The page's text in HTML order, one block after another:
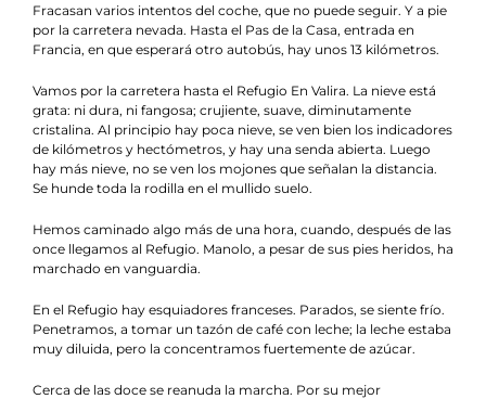
Fracasan varios intentos del coche, que no puede seguir. Y a pie
por la carretera nevada. Hasta el Pas de la Casa, entrada en
Francia, en que esperará otro autobús, hay unos 13 kilómetros.
Vamos por la carretera hasta el Refugio En Valira. La nieve está
grata: ni dura, ni fangosa; crujiente, suave, diminutamente
cristalina. Al principio hay poca nieve, se ven bien los indicadores
de kilómetros y hectómetros, y hay una senda abierta. Luego
hay más nieve, no se ven los mojones que señalan la distancia.
Se hunde toda la rodilla en el mullido suelo.
Hemos caminado algo más de una hora, cuando, después de las
once llegamos al Refugio. Manolo, a pesar de sus pies heridos, ha
marchado en vanguardia.
En el Refugio hay esquiadores franceses. Parados, se siente frío.
Penetramos, a tomar un tazón de café con leche; la leche estaba
muy diluida, pero la concentramos fuertemente de azúcar.
Cerca de las doce se reanuda la marcha. Por su mejor